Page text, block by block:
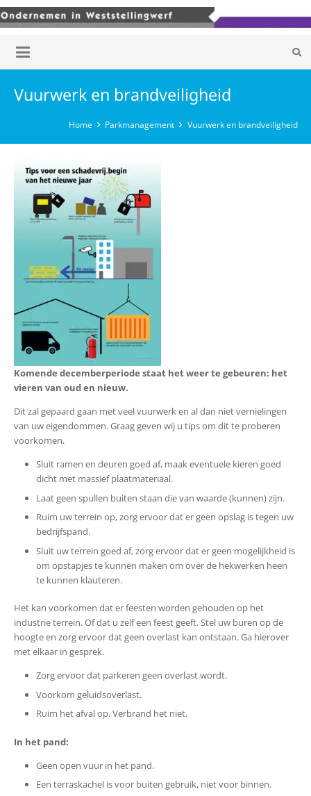
Vuurwerk en brandveiligheid
Home Parkmanagement Vuurwerk en brandveiligheid
Komende decemberperiode staat het weer te gebeuren: het
vieren van oud en nieuw.
Dit zal gepaard gaan met veel vuurwerk en al dan niet vernielingen
van uw eigendommen. Graag geven wij u tips om dit te proberen
voorkomen.
Sluit ramen en deuren goed af, maak eventuele kieren goed
dicht met massief plaatmateriaal.
Laat geen spullen buiten staan die van waarde (kunnen) zijn.
Ruim uw terrein op, zorg ervoor dat er geen opslag is tegen uw
bedrijfspand.
Sluit uw terrein goed af, zorg ervoor dat er geen mogelijkheid is
om opstapjes te kunnen maken om over de hekwerken heen
te kunnen klauteren.
Het kan voorkomen dat er feesten worden gehouden op het
industrie terrein. Of dat u zelf een feest geeft. Stel uw buren op de
hoogte en zorg ervoor dat geen overlast kan ontstaan. Ga hierover
met elkaar in gesprek.
Zorg ervoor dat parkeren geen overlast wordt.
Voorkom geluidsoverlast.
Ruim het afval op. Verbrand het niet.
In het pand:
Geen open vuur in het pand.
Een terraskachel is voor buiten gebruik, niet voor binnen.